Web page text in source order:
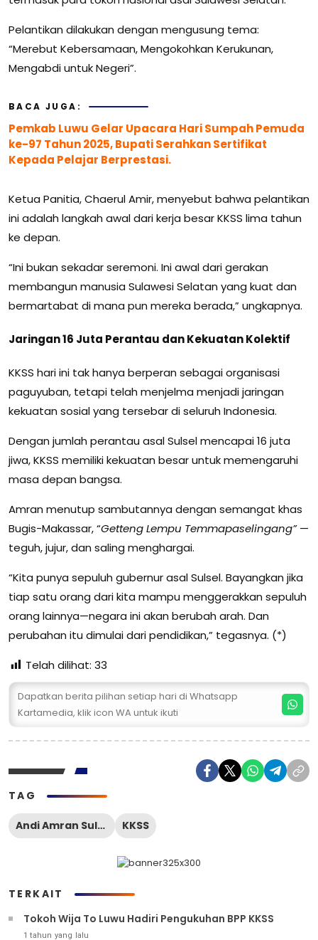
Pelantikan dilakukan dengan mengusung tema:
“Merebut Kebersamaan, Mengokohkan Kerukunan,
Mengabdi untuk Negeri”.
BACA JUGA:
Pemkab Luwu Gelar Upacara Hari Sumpah Pemuda
ke-97 Tahun 2025, Bupati Serahkan Sertifikat
Kepada Pelajar Berprestasi.
Ketua Panitia, Chaerul Amir, menyebut bahwa pelantikan
ini adalah langkah awal dari kerja besar KKSS lima tahun
ke depan.
“Ini bukan sekadar seremoni. Ini awal dari gerakan
membangun manusia Sulawesi Selatan yang kuat dan
bermartabat di mana pun mereka berada,” ungkapnya.
Jaringan 16 Juta Perantau dan Kekuatan Kolektif
KKSS hari ini tak hanya berperan sebagai organisasi
paguyuban, tetapi telah menjelma menjadi jaringan
kekuatan sosial yang tersebar di seluruh Indonesia.
Dengan jumlah perantau asal Sulsel mencapai 16 juta
jiwa, KKSS memiliki kekuatan besar untuk memengaruhi
masa depan bangsa.
Amran menutup sambutannya dengan semangat khas
Bugis-Makassar, “Getteng Lempu Temmapaselingang”—
teguh, jujur, dan saling menghargai.
“Kita punya sepuluh gubernur asal Sulsel. Bayangkan jika
tiap satu orang dari kita mampu menggerakkan sepuluh
orang lainnya—negara ini akan berubah arah. Dan
perubahan itu dimulai dari pendidikan,” tegasnya. (*)
Telah dilihat: 33
Dapatkan berita pilihan setiap hari di Whatsapp
Kartamedia, klik icon WA untuk ikuti
TAG
Andi Amran Sulaiman KKSS
TERKAIT
Tokoh Wija To Luwu Hadiri Pengukuhan BPP KKSS
1 tahun yang lalu